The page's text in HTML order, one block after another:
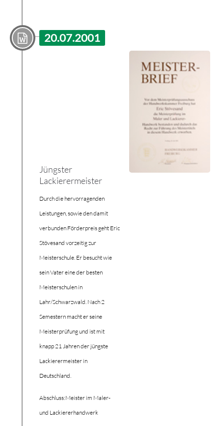
20.07.2001
Jüngster
Lackierermeister
Durch die hervorragenden
Leistungen, sowie den damit
verbunden Förderpreis geht Eric
Stövesand vorzeitig zur
Meisterschule. Er besucht wie
sein Vater eine der besten
Meisterschulen in
Lahr/Schwarzwald. Nach 2
Semestern macht er seine
Meisterprüfung und ist mit
knapp 21 Jahren der jüngste
Lackierermeister in
Deutschland.
Abschluss:Meister im Maler-
und Lackiererhandwerk